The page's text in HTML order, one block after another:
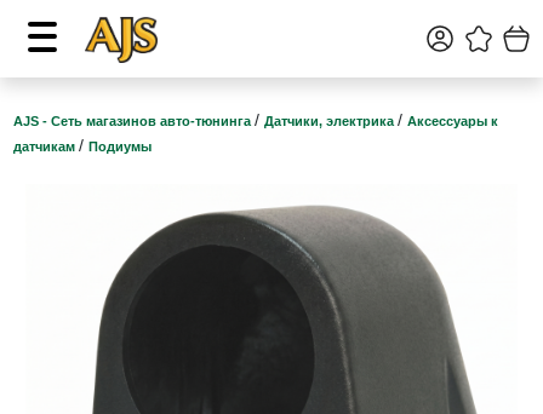
AJS - Сеть магазинов авто-тюнинга / Датчики, электрика / Аксессуары к
датчикам / Подиумы